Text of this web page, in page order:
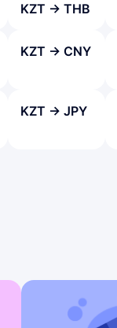
KZT → THB
KZT → CNY
KZT → JPY